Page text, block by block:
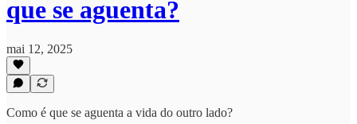
que se aguenta?
mai 12, 2025
Como é que se aguenta a vida do outro lado?